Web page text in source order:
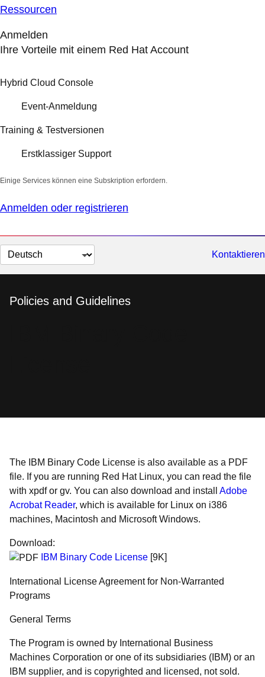
Ressourcen
Anmelden
Ihre Vorteile mit einem Red Hat Account
Hybrid Cloud Console
Event-Anmeldung
Training & Testversionen
Erstklassiger Support
Einige Services können eine Subskription erfordern.
Anmelden oder registrieren
Sprache
auswählen
Kontaktieren
Policies and Guidelines
The IBM Binary Code License is also available as a PDF
file. If you are running Red Hat Linux, you can read the file
with xpdf or gv. You can also download and install Adobe
Acrobat Reader, which is available for Linux on i386
machines, Macintosh and Microsoft Windows.
Download:
IBM Binary Code License [9K]
International License Agreement for Non-Warranted
Programs
General Terms
The Program is owned by International Business
Machines Corporation or one of its subsidiaries (IBM) or an
IBM supplier, and is copyrighted and licensed, not sold.